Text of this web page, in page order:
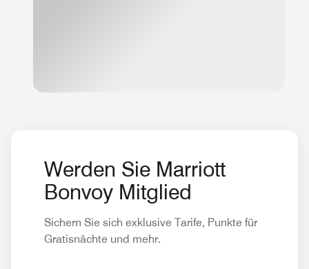
Werden Sie Marriott
Bonvoy Mitglied
Sichern Sie sich exklusive Tarife, Punkte für
Gratisnächte und mehr.